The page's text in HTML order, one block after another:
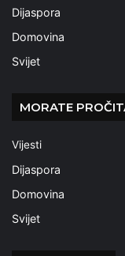
Dijaspora
Domovina
Svijet
MORATE
Vijesti
Dijaspora
Domovina
Svijet